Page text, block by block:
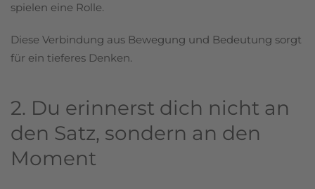
spielen eine Rolle.
Diese Verbindung aus Bewegung und Bedeutung sorgt
für ein tieferes Denken.
2. Du erinnerst dich nicht an
den Satz, sondern an den
Moment